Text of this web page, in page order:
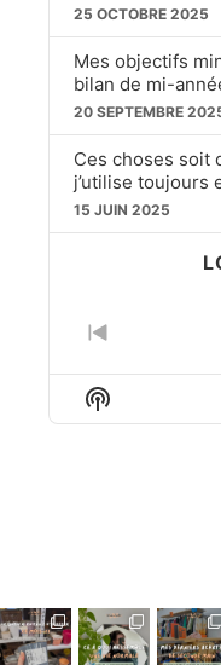
25 OCTOBRE 2025
Mes objectifs
bilan de mi-
20 SEPTEMBRE
Ces choses soit
j’utilise toujours
15 JUIN 2025
PREVIOUS
EPISODE
Show
Podcast